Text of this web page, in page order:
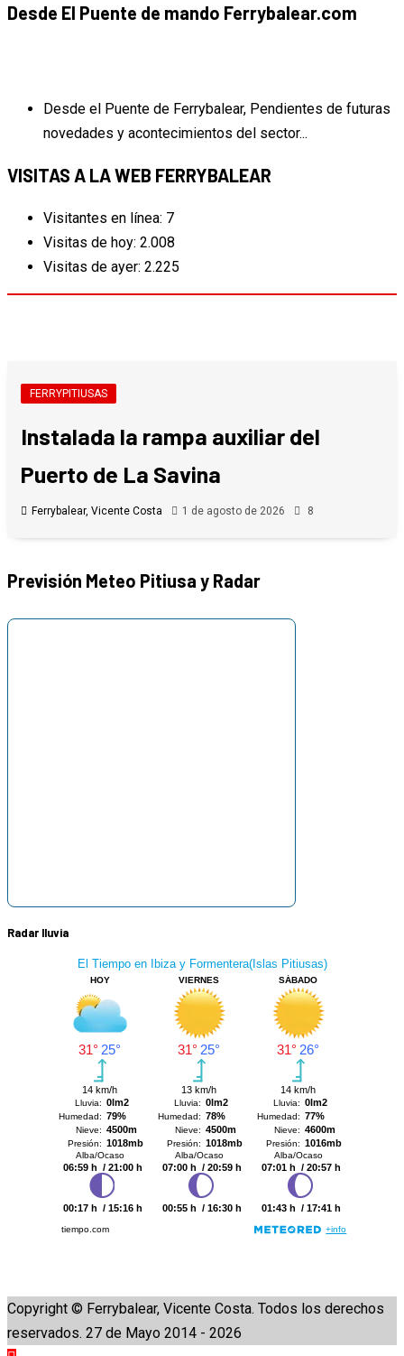
Desde El Puente de mando Ferrybalear.com
Desde el Puente de Ferrybalear, Pendientes de futuras
novedades y acontecimientos del sector...
VISITAS A LA WEB FERRYBALEAR
Visitantes en línea: 7
Visitas de hoy: 2.008
Visitas de ayer: 2.225
FERRYPITIUSAS
Instalada la rampa auxiliar del
Puerto de La Savina
Ferrybalear, Vicente Costa 1 de agosto de 2026 8
Previsión Meteo Pitiusa y Radar
Radar lluvia
Copyright © Ferrybalear, Vicente Costa. Todos los derechos
reservados. 27 de Mayo 2014 - 2026